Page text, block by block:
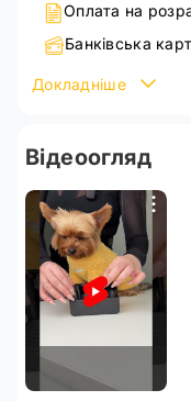
Оплата на
Банківська
Детальніше
Докладніше
Відеоогляд